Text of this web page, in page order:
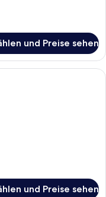
und Preise sehen
(Deluxe King 304) |
und Preise sehen